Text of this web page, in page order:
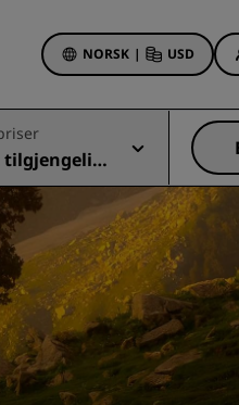
NORSK | USD
Hotelltilbud
Oppdag våre tilbud
Første gang er det
hyggelig
Deals of the Day
Bestill på forhånd
Se pakkene våre
tilgjengelig